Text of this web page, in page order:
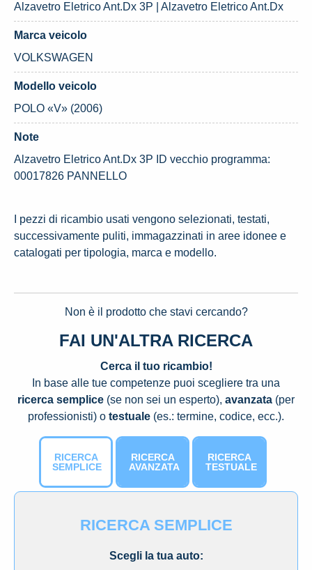
Alzavetro Eletrico Ant.Dx 3P | Alzavetro Eletrico Ant.Dx
Marca veicolo
VOLKSWAGEN
Modello veicolo
POLO «V» (2006)
Note
Alzavetro Eletrico Ant.Dx 3P ID vecchio programma:
00017826 PANNELLO
I pezzi di ricambio usati vengono selezionati, testati,
successivamente puliti, immagazzinati in aree idonee e
catalogati per tipologia, marca e modello.
Non è il prodotto che stavi cercando?
FAI UN'ALTRA RICERCA
Cerca il tuo ricambio!
In base alle tue competenze puoi scegliere tra una
ricerca semplice (se non sei un esperto), avanzata (per
professionisti) o testuale (es.: termine, codice, ecc.).
RICERCA
SEMPLICE
RICERCA
AVANZATA
RICERCA
TESTUALE
RICERCA SEMPLICE
Scegli la tua auto: